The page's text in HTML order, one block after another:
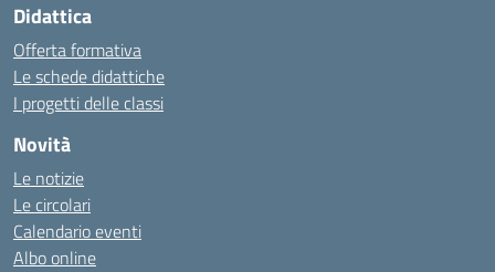
Didattica
Offerta formativa
Le schede didattiche
I progetti delle classi
Novità
Le notizie
Le circolari
Calendario eventi
Albo online